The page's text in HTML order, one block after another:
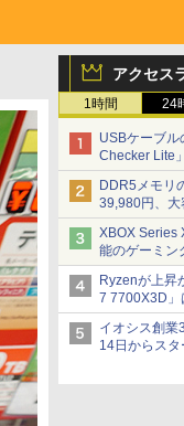
アクセス
1時間 24
USBケーブ
Checker Lite
ンパクトに 7
DDR5メモリ
39,980円、大
[8月前半の
XBOX Series
能のゲーミン
【石田賀津男
Ryzenが上昇
7 7700X3D」
7800X3D」
価格]
イオシス創業
14日からスタ